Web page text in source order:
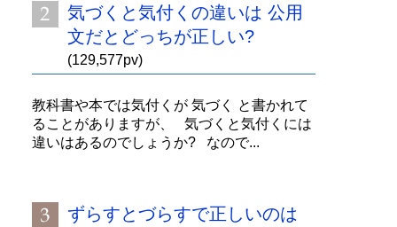
気づくと気付くの違いは 公用
文だとどっちが正しい?
(129,577pv)
教科書や本では気付くが 気づく と書かれて
ることがありますが、 気づくと気付くには
違いはあるのでしょうか? なので...
ずらすとづらすで正しいのは